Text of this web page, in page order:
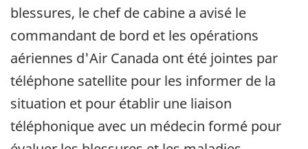
blessures, le chef de cabine a avisé le
commandant de bord et les opérations
aériennes d'Air Canada ont été jointes par
téléphone satellite pour les informer de la
situation et pour établir une liaison
téléphonique avec un médecin formé pour